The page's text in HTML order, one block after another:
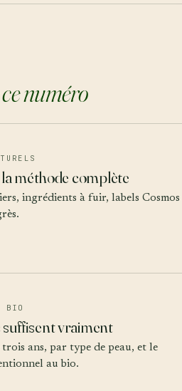
numéro
méthode complète
ingrédients à fuir, labels Cosmos
BIO
vraiment
ans, par type de peau, et le
au bio.